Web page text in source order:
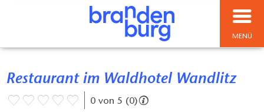
MENÜ
Restaurant im Waldhotel Wandlitz
0 von 5 (0)